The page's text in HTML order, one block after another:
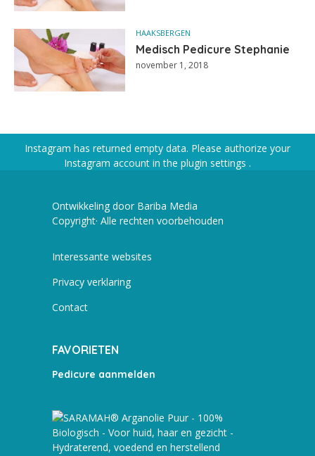
HAAKSBERGEN
Medisch Pedicure Stephanie
november 1, 2018
Instagram has returned empty data. Please authorize your
Instagram account in the plugin settings .
Ontwikkeling door Bariba Media
Copyright· Alle rechten voorbehouden
Interessante websites
Privacy verklaring
Contact
FAVORIETEN
Pedicure aanmelden